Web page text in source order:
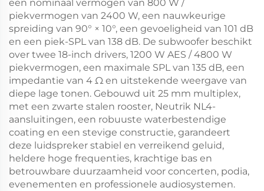
een nominaal vermogen van 800 W /
piekvermogen van 2400 W, een nauwkeurige
spreiding van 90° × 10°, een gevoeligheid van 101 dB
en een piek-SPL van 138 dB. De subwoofer beschikt
over twee 18-inch drivers, 1200 W AES / 4800 W
piekvermogen, een maximale SPL van 135 dB, een
impedantie van 4 Ω en uitstekende weergave van
diepe lage tonen. Gebouwd uit 25 mm multiplex,
met een zwarte stalen rooster, Neutrik NL4-
aansluitingen, een robuuste waterbestendige
coating en een stevige constructie, garandeert
deze luidspreker stabiel en verreikend geluid,
heldere hoge frequenties, krachtige bas en
betrouwbare duurzaamheid voor concerten, podia,
evenementen en professionele audiosystemen.